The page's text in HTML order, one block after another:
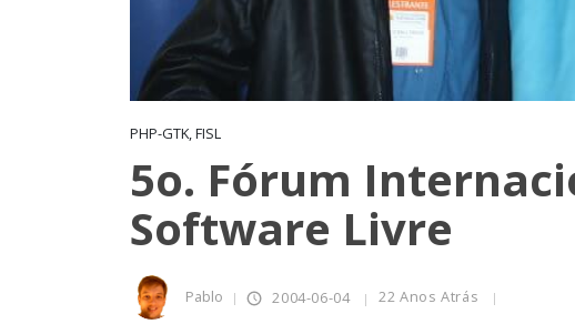
PHP-GTK, FISL
5o. Fórum
Software Livre
Pablo 2004-06-04 22 Anos Atrás